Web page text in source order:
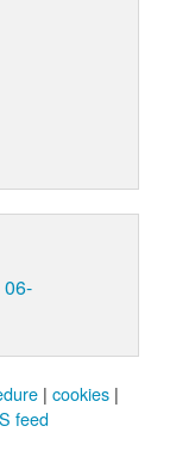
06-
| cookies |
feed